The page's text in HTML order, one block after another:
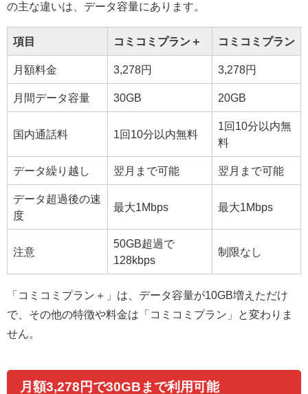
の主な違いは、データ容量にあります。
項目 コミコミプラン＋ コミコミプラン
月額料金 3,278円 3,278円
月間データ容量 30GB 20GB
国内通話料 1回10分以内無料
1回10分以内無
料
データ繰り越し 翌月まで可能 翌月まで可能
データ超過後の速
度
最大1Mbps 最大1Mbps
注意
50GB超過で
128kbps
制限なし
「コミコミプラン＋」は、データ容量が10GB増えただけ
で、その他の特徴や料金は「コミコミプラン」と変わりま
せん。
月額3,278円で30GBまで利用可能